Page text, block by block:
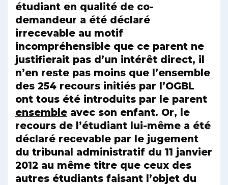
étudiant en qualité de co-
demandeur a été déclaré
irrecevable au motif
incompréhensible que ce parent ne
justifierait pas d’un intérêt direct, il
n’en reste pas moins que l’ensemble
des 254 recours initiés par l’OGBL
ont tous été introduits par le parent
ensemble avec son enfant. Or, le
recours de l’étudiant lui-même a été
déclaré recevable par le jugement
du tribunal administratif du 11 janvier
2012 au même titre que ceux des
autres étudiants faisant l’objet du